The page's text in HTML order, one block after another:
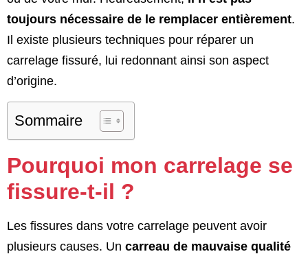
toujours nécessaire de le remplacer entièrement.
Il existe plusieurs techniques pour réparer un
carrelage fissuré, lui redonnant ainsi son aspect
d’origine.
Sommaire
Pourquoi mon carrelage se
fissure-t-il ?
Les fissures dans votre carrelage peuvent avoir
plusieurs causes. Un carreau de mauvaise qualité